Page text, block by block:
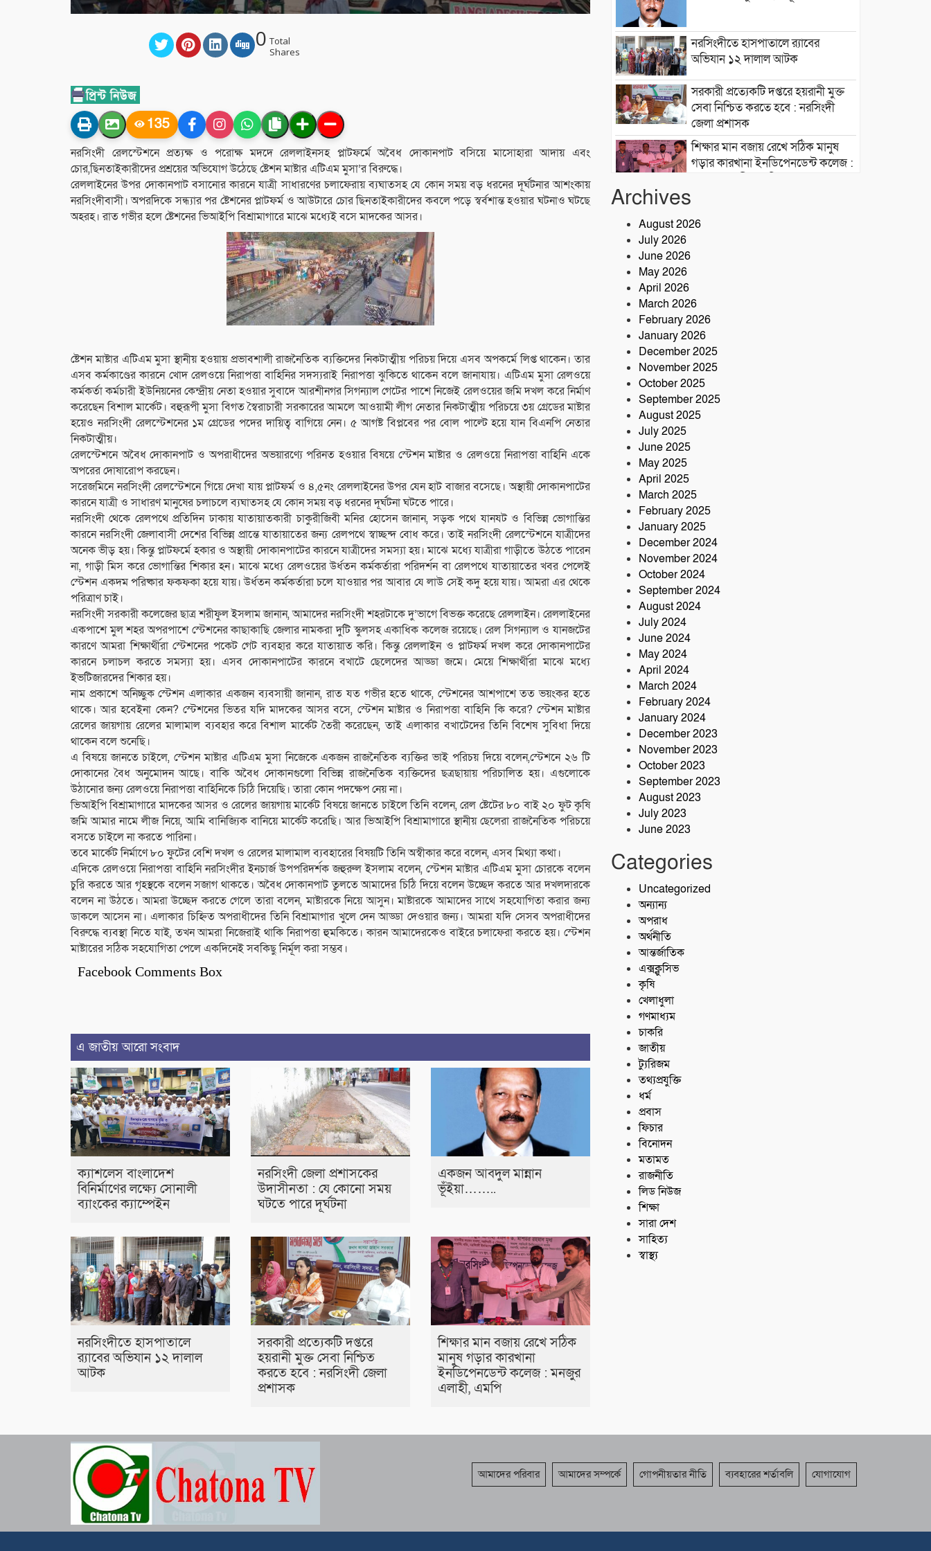
0 Total
Shares
135
নরসিংদী রেলস্টেশনে প্রত্যক্ষ ও পরোক্ষ মদদে রেললাইনসহ প্লাটফর্মে অবৈধ দোকানপাট বসিয়ে মাসোহারা আদায় এবং
চোর,ছিনতাইকারীদের প্রশ্রয়ের অভিযোগ উঠেছে ষ্টেশন মাষ্টার এটিএম মুসা’র বিরুদ্ধে।
রেললাইনের উপর দোকানপাট বসানোর কারনে যাত্রী সাধারণের চলাফেরায় ব্যঘাতসহ যে কোন সময় বড় ধরনের দূর্ঘটনার আশংকায়
নরসিংদীবাসী। অপরদিকে সন্ধ্যার পর ষ্টেশনের প্লাটফর্ম ও আউটারে চোর ছিনতাইকারীদের কবলে পড়ে স্বর্বশান্ত হওয়ার ঘটনাও ঘটছে
অহরহ। রাত গভীর হলে ষ্টেশনের ভিআইপি বিশ্রামাগারে মাঝে মধ্যেই বসে মাদকের আসর।
ষ্টেশন মাষ্টার এটিএম মুসা স্থানীয় হওয়ায় প্রভাবশালী রাজনৈতিক ব্যক্তিদের নিকটাত্মীয় পরিচয় দিয়ে এসব অপকর্মে লিপ্ত থাকেন। তার
এসব কর্মকাণ্ডের কারনে খোদ রেলওয়ে নিরাপত্তা বাহিনির সদস্যরাই নিরাপত্তা ঝুকিতে থাকেন বলে জানাযায়। এটিএম মুসা রেলওয়ে
কর্মকর্তা কর্মচারী ইউনিয়নের কেন্দ্রীয় নেতা হওয়ার সুবাদে আরশীনগর সিগন্যাল গেটের পাশে নিজেই রেলওয়ের জমি দখল করে নির্মাণ
করেছেন বিশাল মার্কেট। বহুরূপী মুসা বিগত স্বৈরাচারী সরকারের আমলে আওয়ামী লীগ নেতার নিকটাত্মীয় পরিচয়ে ৩য় গ্রেডের মাষ্টার
হয়েও নরসিংদী রেলস্টেশনের ১ম গ্রেডের পদের দায়িত্ব বাগিয়ে নেন। ৫ আগষ্ট বিপ্লবের পর বোল পাল্টে হয়ে যান বিএনপি নেতার
নিকটাত্মীয়।
রেলস্টেশনে অবৈধ দোকানপাট ও অপরাধীদের অভয়ারণ্যে পরিনত হওয়ার বিষয়ে স্টেশন মাষ্টার ও রেলওয়ে নিরাপত্তা বাহিনি একে
অপরের দোষারোপ করছেন।
সরেজমিনে নরসিংদী রেলস্টেশনে গিয়ে দেখা যায় প্লাটফর্ম ও ৪,৫নং রেললাইনের উপর যেন হাট বাজার বসেছে। অস্থায়ী দোকানপাটের
কারনে যাত্রী ও সাধারণ মানুষের চলাচলে ব্যঘাতসহ যে কোন সময় বড় ধরনের দূর্ঘটনা ঘটতে পারে।
নরসিংদী থেকে রেলপথে প্রতিদিন ঢাকায় যাতায়াতকারী চাকুরীজিবী মনির হোসেন জানান, সড়ক পথে যানযট ও বিভিন্ন ভোগান্তির
কারনে নরসিংদী জেলাবাসী দেশের বিভিন্ন প্রান্তে যাতায়াতের জন্য রেলপথে স্বাচ্ছন্দ বোধ করে। তাই নরসিংদী রেলস্টেশনে যাত্রীদের
অনেক ভীড় হয়। কিন্তু প্লাটফর্মে হকার ও অস্থায়ী দোকানপাটের কারনে যাত্রীদের সমস্যা হয়। মাঝে মধ্যে যাত্রীরা গাড়ীতে উঠতে পারেন
না, গাড়ী মিস করে ভোগান্তির শিকার হন। মাঝে মধ্যে রেলওয়ের উর্ধতন কর্মকর্তারা পরিদর্শন বা রেলপথে যাতায়াতের খবর পেলেই
স্টেশন একদম পরিষ্কার ফকফকা হয়ে যায়। উর্ধতন কর্মকর্তারা চলে যাওয়ার পর আবার যে লাউ সেই কদু হয়ে যায়। আমরা এর থেকে
পরিত্রাণ চাই।
নরসিংদী সরকারী কলেজের ছাত্র শরীফুল ইসলাম জানান, আমাদের নরসিংদী শহরটাকে দু’ভাগে বিভক্ত করেছে রেললাইন। রেললাইনের
একপাশে মুল শহর অপরপাশে স্টেশনের কাছাকাছি জেলার নামকরা দুটি স্কুলসহ একাধিক কলেজ রয়েছে। রেল সিগন্যাল ও যানজটের
কারণে আমরা শিক্ষার্থীরা স্টেশনের পকেট গেট ব্যবহার করে যাতায়াত করি। কিন্তু রেললাইন ও প্লাটফর্ম দখল করে দোকানপাটের
কারনে চলাচল করতে সমস্যা হয়। এসব দোকানপাটের কারনে বখাটে ছেলেদের আড্ডা জমে। মেয়ে শিক্ষার্থীরা মাঝে মধ্যে
ইভটিজারদের শিকার হয়।
নাম প্রকাশে অনিচ্ছুক স্টেশন এলাকার একজন ব্যবসায়ী জানান, রাত যত গভীর হতে থাকে, স্টেশনের আশপাশে তত ভয়ংকর হতে
থাকে। আর হবেইনা কেন? স্টেশনের ভিতর যদি মাদকের আসর বসে, স্টেশন মাষ্টার ও নিরাপত্তা বাহিনি কি করে? স্টেশন মাষ্টার
রেলের জায়গায় রেলের মালামাল ব্যবহার করে বিশাল মার্কেট তৈরী করেছেন, তাই এলাকার বখাটেদের তিনি বিশেষ সুবিধা দিয়ে
থাকেন বলে শুনেছি।
এ বিষয়ে জানতে চাইলে, স্টেশন মাষ্টার এটিএম মুসা নিজেকে একজন রাজনৈতিক ব্যক্তির ভাই পরিচয় দিয়ে বলেন,স্টেশনে ২৬ টি
দোকানের বৈধ অনুমোদন আছে। বাকি অবৈধ দোকানগুলো বিভিন্ন রাজনৈতিক ব্যক্তিদের ছত্রছায়ায় পরিচালিত হয়। এগুলোকে
উঠানোর জন্য রেলওয়ে নিরাপত্তা বাহিনিকে চিঠি দিয়েছি। তারা কোন পদক্ষেপ নেয় না।
ভিআইপি বিশ্রামাগারে মাদকের আসর ও রেলের জায়গায় মার্কেট বিষয়ে জানতে চাইলে তিনি বলেন, রেল ষ্টেটের ৮০ বাই ২০ ফুট কৃষি
জমি আমার নামে লীজ নিয়ে, আমি বানিজ্যিক বানিয়ে মার্কেট করেছি। আর ভিআইপি বিশ্রামাগারে স্থানীয় ছেলেরা রাজনৈতিক পরিচয়ে
বসতে চাইলে না করতে পারিনা।
তবে মার্কেট নির্মাণে ৮০ ফুটের বেশি দখল ও রেলের মালামাল ব্যবহারের বিষয়টি তিনি অস্বীকার করে বলেন, এসব মিথ্যা কথা।
এদিকে রেলওয়ে নিরাপত্তা বাহিনি নরসিংদীর ইনচার্জ উপপরিদর্শক জহুরুল ইসলাম বলেন, স্টেশন মাষ্টার এটিএম মুসা চোরকে বলেন
চুরি করতে আর গৃহস্থকে বলেন সজাগ থাকতে। অবৈধ দোকানপাট তুলতে আমাদের চিঠি দিয়ে বলেন উচ্ছেদ করতে আর দখলদারকে
বলেন না উঠতে। আমরা উচ্ছেদ করতে গেলে তারা বলেন, মাষ্টারকে নিয়ে আসুন। মাষ্টারকে আমাদের সাথে সহযোগিতা করার জন্য
ডাকলে আসেন না। এলাকার চিহ্নিত অপরাধীদের তিনি বিশ্রামাগার খুলে দেন আড্ডা দেওয়ার জন্য। আমরা যদি সেসব অপরাধীদের
বিরুদ্ধে ব্যবস্থা নিতে যাই, তখন আমরা নিজেরাই থাকি নিরাপত্তা হুমকিতে। কারন আমাদেরকেও বাইরে চলাফেরা করতে হয়। স্টেশন
মাষ্টারের সঠিক সহযোগিতা পেলে একদিনেই সবকিছু নির্মূল করা সম্ভব।
Facebook Comments Box
এ জাতীয় আরো সংবাদ
ক্যাশলেস বাংলাদেশ
বিনির্মাণের লক্ষ্যে সোনালী
ব্যাংকের ক্যাম্পেইন
নরসিংদী জেলা প্রশাসকের
উদাসীনতা : যে কোনো সময়
ঘটতে পারে দূর্ঘটনা
একজন আবদুল মান্নান
ভূঁইয়া……..
নরসিংদীতে হাসপাতালে
র‍্যাবের অভিযান ১২ দালাল
আটক
সরকারী প্রত্যেকটি দপ্তরে
হয়রানী মুক্ত সেবা নিশ্চিত
করতে হবে : নরসিংদী জেলা
প্রশাসক
শিক্ষার মান বজায় রেখে সঠিক
মানুষ গড়ার কারখানা
ইনডিপেনডেন্ট কলেজ : মনজুর
এলাহী, এমপি
নরসিংদীতে হাসপাতালে র‍্যাবের
অভিযান ১২ দালাল আটক
সরকারী প্রত্যেকটি দপ্তরে হয়রানী মুক্ত
সেবা নিশ্চিত করতে হবে : নরসিংদী
জেলা প্রশাসক
শিক্ষার মান বজায় রেখে সঠিক মানুষ
গড়ার কারখানা ইনডিপেনডেন্ট কলেজ :
প্রাপ্ত না হয়েই মাটি ভরাট
নরসিংদীতে অনুমোদনহীন
মোটরসাইকেল সংযোজন কারখানা :
সরকারের রাজস্ব ক্ষতির আশঙ্কা
কৃষক ও গ্রামীণ অর্থনীতি বদলে দিতে
পলাশে ‘পার্টনার’ কংগ্রেস অনুষ্ঠিত
Archives
August 2026
July 2026
June 2026
May 2026
April 2026
March 2026
February 2026
January 2026
December 2025
November 2025
October 2025
September 2025
August 2025
July 2025
June 2025
May 2025
April 2025
March 2025
February 2025
January 2025
December 2024
November 2024
October 2024
September 2024
August 2024
July 2024
June 2024
May 2024
April 2024
March 2024
February 2024
January 2024
December 2023
November 2023
October 2023
September 2023
August 2023
July 2023
June 2023
Categories
Uncategorized
অন্যান্য
অপরাধ
অর্থনীতি
আন্তর্জাতিক
এক্সক্লুসিভ
কৃষি
খেলাধুলা
গণমাধ্যম
চাকরি
জাতীয়
ট্যুরিজম
তথ্যপ্রযুক্তি
ধর্ম
প্রবাস
ফিচার
বিনোদন
মতামত
রাজনীতি
লিড নিউজ
শিক্ষা
সারা দেশ
সাহিত্য
স্বাস্থ্য
আমাদের পরিবার আমাদের সম্পর্কে গোপনীয়তার নীতি ব্যবহারের শর্তাবলি যোগাযোগ